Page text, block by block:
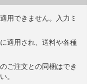
用できません。入力ミ
適用され、送料や各種
ご注文との同梱はでき
。